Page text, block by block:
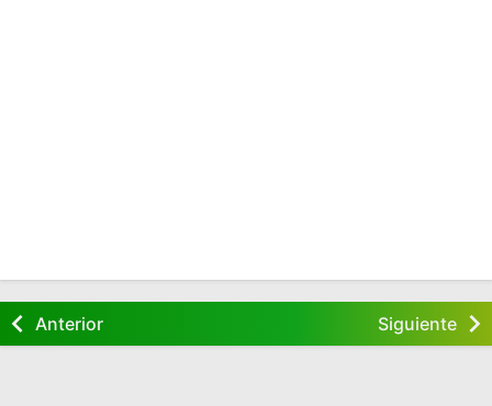
Anterior Siguiente